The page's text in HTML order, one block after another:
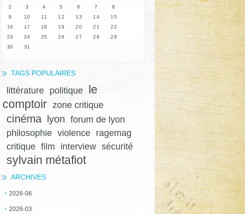
2
3 4 5 6 7
8
9
10 11 12 13 14
15
16
17 18 19 20 21
22
23
24 25 26 27 28
29
30
31
TAGS POPULAIRES
littérature politique
le
comptoir zone critique
cinéma lyon forum de lyon
philosophie violence
ragemag
critique film interview sécurité
sylvain métafiot
ARCHIVES
2026-06
2026-03